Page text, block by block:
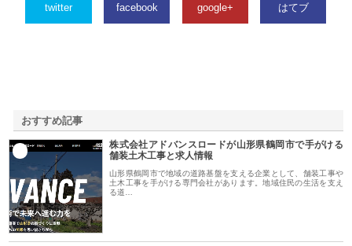
twitter facebook google+ はてブ
おすすめ記事
株式会社アドバンスロードが山形県鶴岡市で手がける
舗装土木工事と求人情報
山形県鶴岡市で地域の道路基盤を支える企業として、舗装工事や
土木工事を手がける専門会社があります。地域住民の生活を支え
る道…